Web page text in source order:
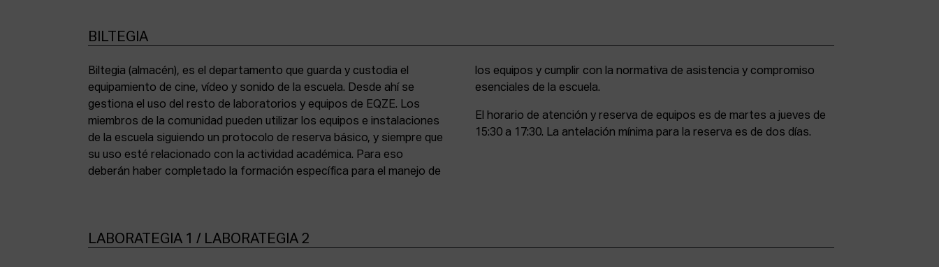
BILTEGIA
Biltegia (almacén), es el departamento que guarda y custodia el
equipamiento de cine, vídeo y sonido de la escuela. Desde ahí se
gestiona el uso del resto de laboratorios y equipos de EQZE. Los
miembros de la comunidad pueden utilizar los equipos e instalaciones
de la escuela siguiendo un protocolo de reserva básico, y siempre que
su uso esté relacionado con la actividad académica. Para eso
deberán haber completado la formación específica para el manejo de
los equipos y cumplir con la normativa de asistencia y compromiso
esenciales de la escuela.
El horario de atención y reserva de equipos es de martes a jueves de
15:30 a 17:30. La antelación mínima para la reserva es de dos días.
LABORATEGIA 1 / LABORATEGIA 2